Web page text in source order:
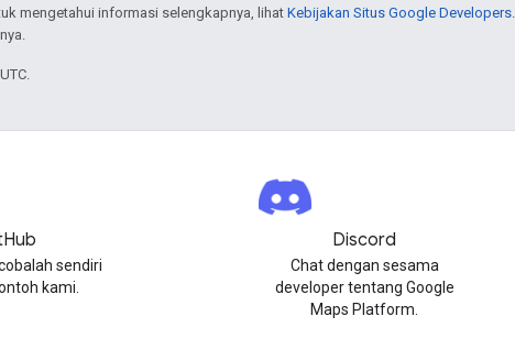
mengetahui informasi selengkapnya, lihatKebijakan Situs Google Developers
sendiri
kami.
Discord
Chat dengan sesama
developer tentang Google
Maps Platform.